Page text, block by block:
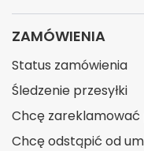
ZAMÓWIENIA
Status zamówienia
Śledzenie przesyłki
Chcę
Chcę odstąpić od